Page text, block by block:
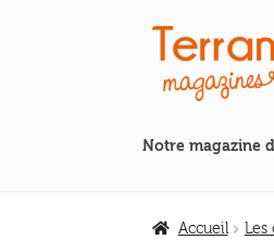
Aller
à
la
Aller
au
contenu
Notre magazine
Accueil Les